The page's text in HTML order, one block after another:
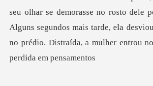
Histórico
Sair
seu olhar se demorasse no rosto dele
Alguns segundos ma